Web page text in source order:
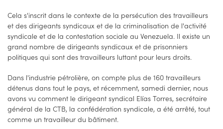
Cela s'inscrit dans le contexte de la persécution des travailleurs
et des dirigeants syndicaux et de la criminalisation de l'activité
syndicale et de la contestation sociale au Venezuela. Il existe un
grand nombre de dirigeants syndicaux et de prisonniers
politiques qui sont des travailleurs luttant pour leurs droits.
Dans l'industrie pétrolière, on compte plus de 160 travailleurs
détenus dans tout le pays, et récemment, samedi dernier, nous
avons vu comment le dirigeant syndical Elías Torres, secrétaire
général de la CTB, la confédération syndicale, a été arrêté, tout
comme un travailleur du bâtiment.